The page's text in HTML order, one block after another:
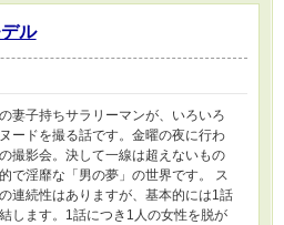
ル
妻子持ちサラリーマンが、いろいろ
ードを撮る話です。金曜の夜に行わ
撮影会。決して一線は超えないもの
で淫靡な「男の夢」の世界です。 ス
連続性はありますが、基本的には1話
します。1話につき1人の女性を脱が